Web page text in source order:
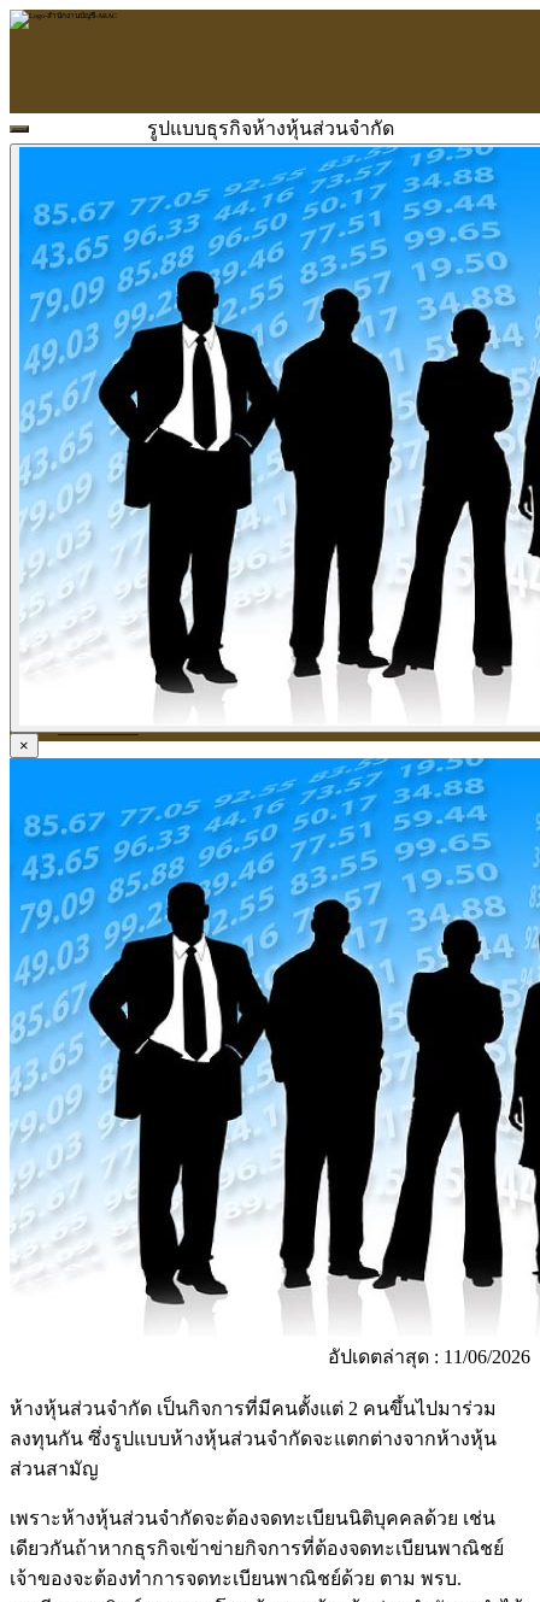
ARAC
ข้อมูลบริษัท
บริการ
บริการด้านใบอนุญาต
รับจัดทำบัญชี
ตรวจสอบบัญชี
บริการวางระบบบัญชี
ที่ปรึกษาวางแผนภาษีอากร
จัดทำเงินเดือน
จดทะเบียนธุรกิจ
บริการ E-Filing
ข่าวสารบัญชี
ข่าวภาษี
ข่าวบัญชี
ข่าวธุรกิจ
ข่าวสัมมนา
ข่าวไอที
ติดต่อเรา
รูปแบบธุรกิจห้างหุ้นส่วนจำกัด
×
อัปเดตล่าสุด : 11/06/2026
ห้างหุ้นส่วนจำกัด เป็นกิจการที่มีคนตั้งแต่ 2 คนขึ้นไปมาร่วม
ลงทุนกัน ซึ่งรูปแบบห้างหุ้นส่วนจำกัดจะแตกต่างจากห้างหุ้น
ส่วนสามัญ
เพราะห้างหุ้นส่วนจำกัดจะต้องจดทะเบียนนิติบุคคลด้วย เช่น
เดียวกันถ้าหากธุรกิจเข้าข่ายกิจการที่ต้องจดทะเบียนพาณิชย์
เจ้าของจะต้องทำการจดทะเบียนพาณิชย์ด้วย ตาม พรบ.